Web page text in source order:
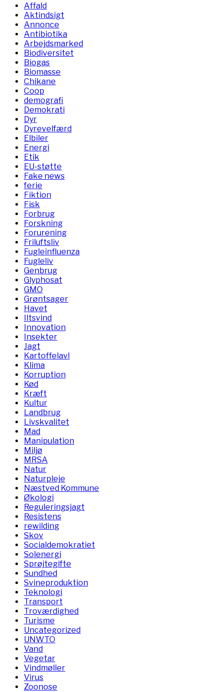
Affald
Aktindsigt
Annonce
Antibiotika
Arbejdsmarked
Biodiversitet
Biogas
Biomasse
Chikane
Coop
demografi
Demokrati
Dyr
Dyrevelfærd
Elbiler
Energi
Etik
EU-støtte
Fake news
ferie
Fiktion
Fisk
Forbrug
Forskning
Forurening
Friluftsliv
Fugleinfluenza
Fugleliv
Genbrug
Glyphosat
GMO
Grøntsager
Havet
Iltsvind
Innovation
Insekter
Jagt
Kartoffelavl
Klima
Korruption
Kød
Kræft
Kultur
Landbrug
Livskvalitet
Mad
Manipulation
Miljø
MRSA
Natur
Naturpleje
Næstved Kommune
Økologi
Reguleringsjagt
Resistens
rewilding
Skov
Socialdemokratiet
Solenergi
Sprøjtegifte
Sundhed
Svineproduktion
Teknologi
Transport
Troværdighed
Turisme
Uncategorized
UNWTO
Vand
Vegetar
Vindmøller
Virus
Zoonose